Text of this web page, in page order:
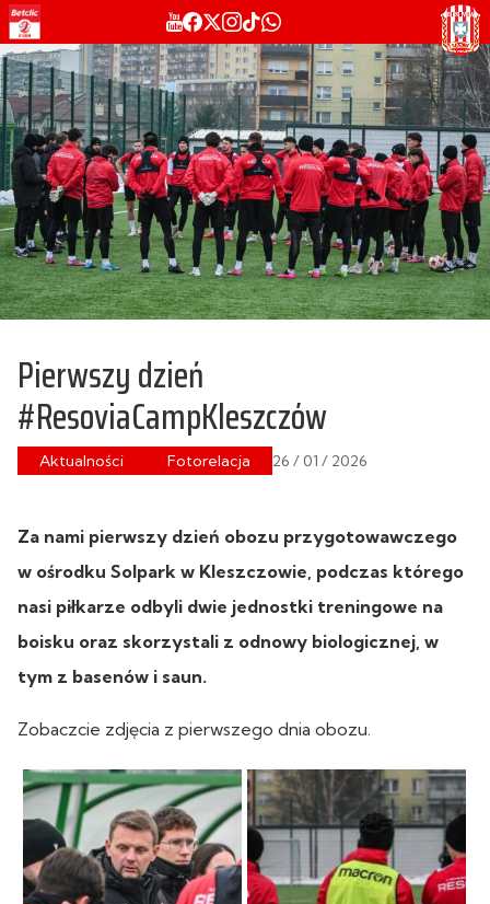
Pierwszy dzień
#ResoviaCampKleszczów
Aktualności Fotorelacja 26 / 01 / 2026
Za nami pierwszy dzień obozu przygotowawczego
w ośrodku Solpark w Kleszczowie, podczas którego
nasi piłkarze odbyli dwie jednostki treningowe na
boisku oraz skorzystali z odnowy biologicznej, w
tym z basenów i saun.
Zobaczcie zdjęcia z pierwszego dnia obozu.